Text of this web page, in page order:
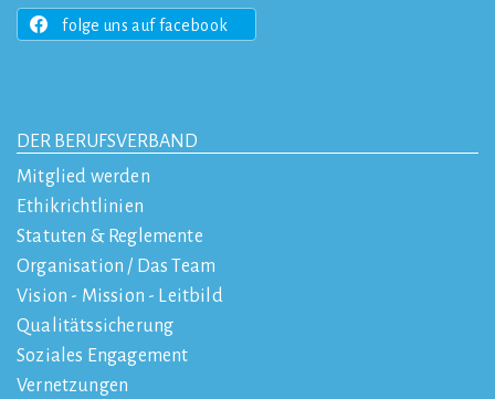
folge uns auf facebook
DER BERUFSVERBAND
Mitglied werden
Ethikrichtlinien
Statuten & Reglemente
Organisation / Das Team
Vision - Mission - Leitbild
Qualitätssicherung
Soziales Engagement
Vernetzungen